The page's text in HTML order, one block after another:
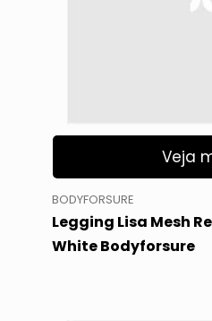
Veja
BODYFORSURE
Legging Lisa Mesh
White Bodyforsure